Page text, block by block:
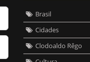
Brasil
Cidades
Clodoaldo Rêgo